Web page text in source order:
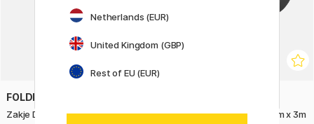
FOLDERSYS
Zakje Double-Zip Mesh A5 Embossing Label Tape 9mm x 3m
Netherlands (EUR)
United Kingdom (GBP)
Rest of EU (EUR)